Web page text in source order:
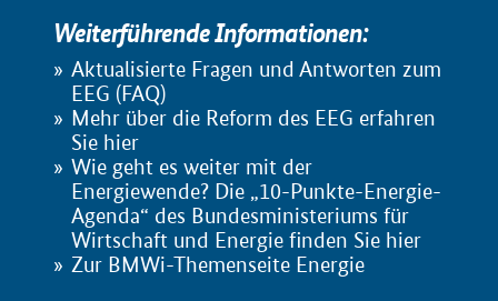
Weiterführende Informationen:
Aktualisierte Fragen und Antworten zum
EEG (FAQ)
Mehr über die Reform des EEG erfahren
Sie hier
Wie geht es weiter mit der
Energiewende? Die „10-Punkte-Energie-
Agenda“ des Bundesministeriums für
Wirtschaft und Energie finden Sie hier
Zur BMWi-Themenseite Energie